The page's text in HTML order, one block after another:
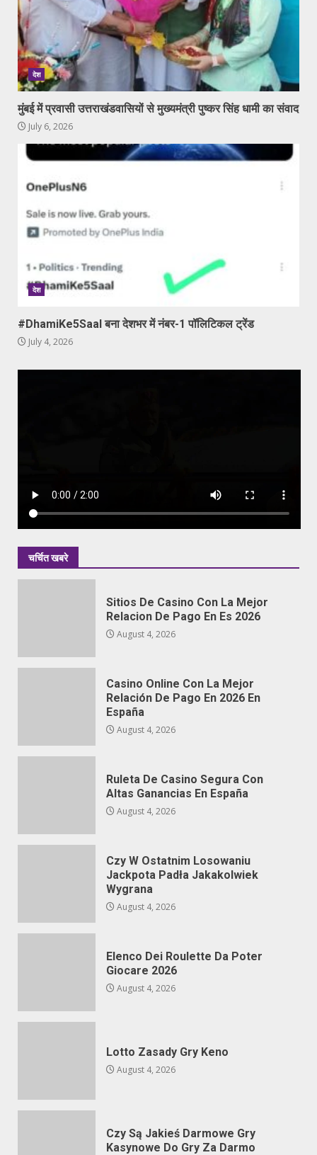
देश
मुंबई में प्रवासी उत्तराखंडवासियों से मुख्यमंत्री पुष्कर सिंह धामी का संवाद
July 6, 2026
देश
#DhamiKe5Saal बना देशभर में नंबर-1 पॉलिटिकल ट्रेंड
July 4, 2026
चर्चित खबरे
Sitios De Casino Con La Mejor
Relacion De Pago En Es 2026
August 4, 2026
Casino Online Con La Mejor
Relación De Pago En 2026 En
España
August 4, 2026
Ruleta De Casino Segura Con
Altas Ganancias En España
August 4, 2026
Czy W Ostatnim Losowaniu
Jackpota Padła Jakakolwiek
Wygrana
August 4, 2026
Elenco Dei Roulette Da Poter
Giocare 2026
August 4, 2026
Lotto Zasady Gry Keno
August 4, 2026
Czy Są Jakieś Darmowe Gry
Kasynowe Do Gry Za Darmo